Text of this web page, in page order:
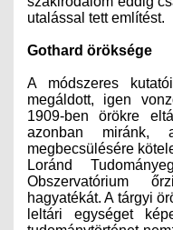
utalással tett említést.
Gothard öröksége
A módszeres
megáldott, igen
1909-ben örökre
azonban miránk,
megbecsülésére
Loránd
Obszervatórium
hagyatékát. A tárgyi
leltári egységet